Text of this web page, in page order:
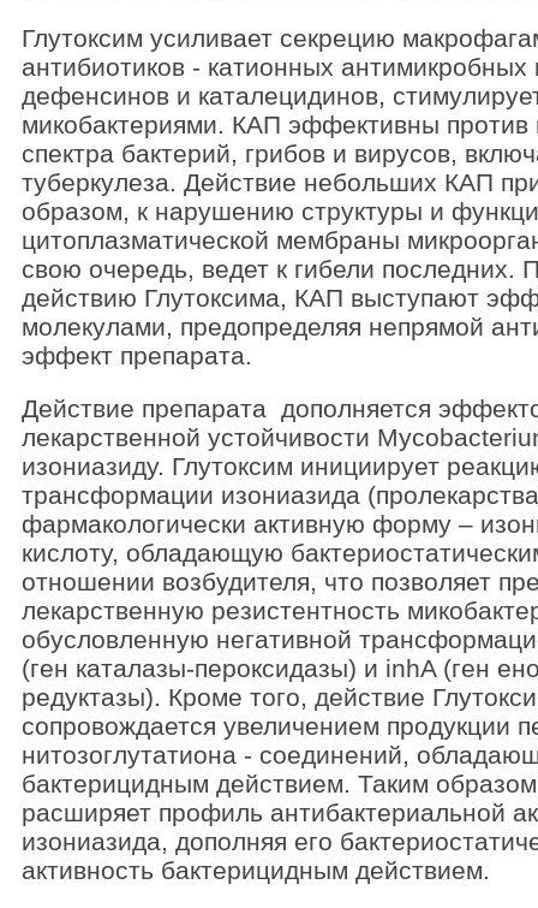
Глутоксим усиливает секрецию
антибиотиков - катионных
дефенсинов и каталецидинов,
микобактериями. КАП эффективны против
спектра бактерий, грибов и вирусов,
туберкулеза. Действие небольших КАП
образом, к нарушению структуры и
цитоплазматической мембраны
свою очередь, ведет к гибели последних.
действию Глутоксима, КАП выступают
молекулами, предопределяя непрямой
эффект препарата.
Действие препарата дополняется
лекарственной устойчивости
изониазиду. Глутоксим инициирует
трансформации изониазида
фармакологически активную форму –
кислоту, обладающую
отношении возбудителя, что позволяет
лекарственную резистентность
обусловленную негативной
(ген каталазы-пероксидазы) и inhA (ген
редуктазы). Кроме того, действие
сопровождается увеличением продукции
нитозоглутатиона - соединений,
бактерицидным действием. Таким
расширяет профиль антибактериальной
изониазида, дополняя его
активность бактерицидным действием.